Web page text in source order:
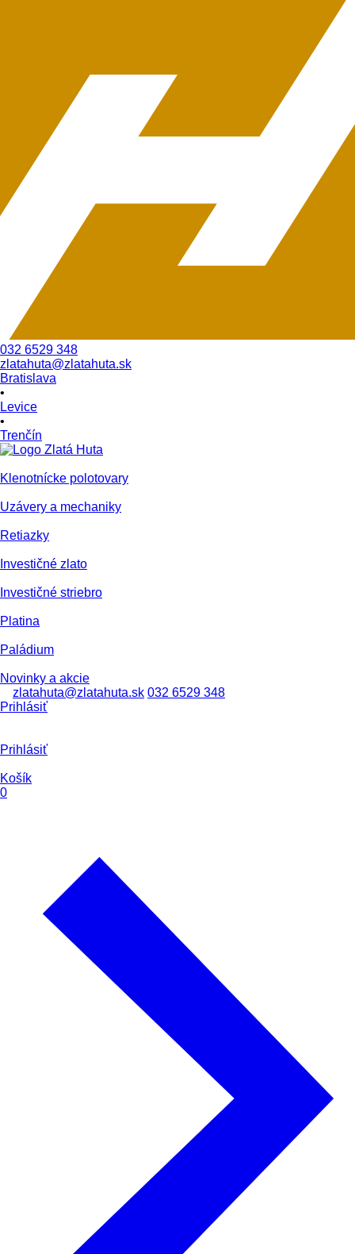
032 6529 348
zlatahuta@zlatahuta.sk
Bratislava
•
Levice
•
Trenčín
Klenotnícke polotovary
Uzávery a mechaniky
Retiazky
Investičné zlato
Investičné striebro
Platina
Paládium
Novinky a akcie
zlatahuta@zlatahuta.sk 032 6529 348
Prihlásiť
Prihlásiť
Košík
0